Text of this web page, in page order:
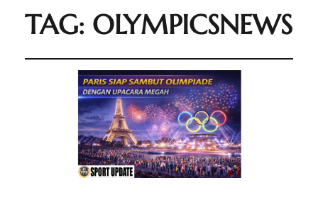
TAG: OLYMPICSNEWS